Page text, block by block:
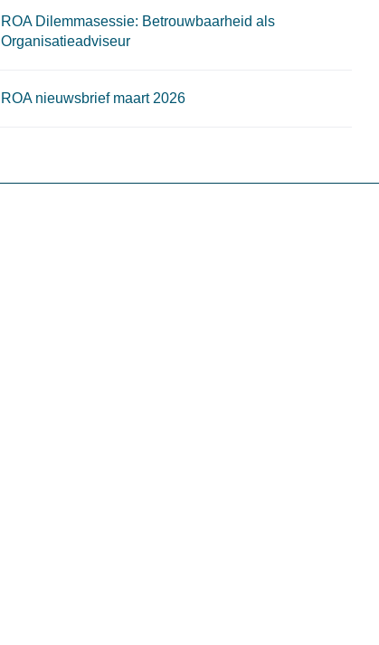
ROA Dilemmasessie: Betrouwbaarheid als
Organisatieadviseur
ROA nieuwsbrief maart 2026